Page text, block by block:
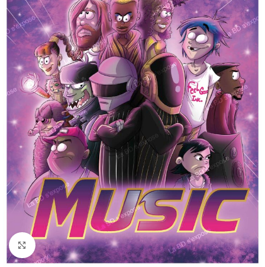
Cliquez pour agrandir